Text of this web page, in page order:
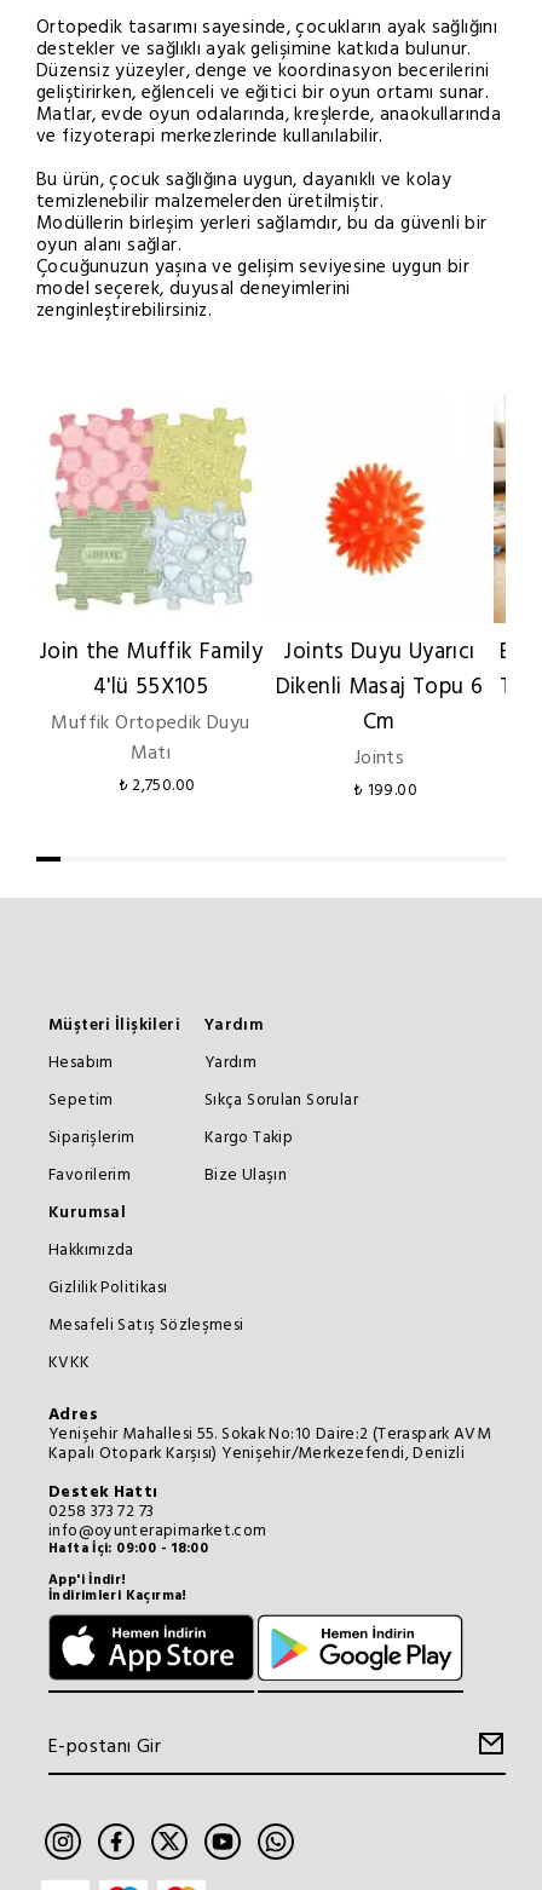
Ortopedik tasarımı sayesinde, çocukların ayak sağlığını
destekler ve sağlıklı ayak gelişimine katkıda bulunur.
Düzensiz yüzeyler, denge ve koordinasyon becerilerini
geliştirirken, eğlenceli ve eğitici bir oyun ortamı sunar.
Matlar, evde oyun odalarında, kreşlerde, anaokullarında
ve fizyoterapi merkezlerinde kullanılabilir.
Bu ürün, çocuk sağlığına uygun, dayanıklı ve kolay
temizlenebilir malzemelerden üretilmiştir.
Modüllerin birleşim yerleri sağlamdır, bu da güvenli bir
oyun alanı sağlar.
Çocuğunuzun yaşına ve gelişim seviyesine uygun bir
model seçerek, duyusal deneyimlerini
zenginleştirebilirsiniz.
Join the Muffik Family
4'lü 55X105
Muffik Ortopedik Duyu
Matı
₺ 2,750.00
Joints Duyu Uyarıcı
Dikenli Masaj Topu 6
Cm
Joints
₺ 199.00
Müşteri İlişkileri
Hesabım
Sepetim
Siparişlerim
Favorilerim
Yardım
Yardım
Sıkça Sorulan Sorular
Kargo Takip
Bize Ulaşın
Kurumsal
Hakkımızda
Gizlilik Politikası
Mesafeli Satış Sözleşmesi
KVKK
Adres
Yenişehir Mahallesi 55. Sokak No:10 Daire:2 (Teraspark AVM
Kapalı Otopark Karşısı) Yenişehir/Merkezefendi, Denizli
Destek Hattı
0258 373 72 73
info@oyunterapimarket.com
Hafta İçi: 09:00 - 18:00
App'i İndir!
İndirimleri Kaçırma!